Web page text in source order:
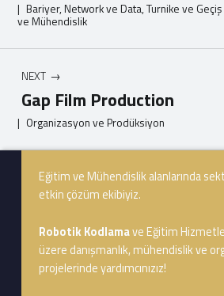
| Bariyer, Network ve Data, Turnike ve Geçiş
ve Mühendislik
NEXT
Gap Film Production
| Organizasyon ve Prodüksiyon
Skip back to navigationFooter info sidebar
Eğitim ve Mühendislik alanlarında
etkin çözüm ekibiyiz.
Robotik Kodlamave Eğitim
üzere danışmanlık, mühendislik ve
projelerinde yardımcınızız!